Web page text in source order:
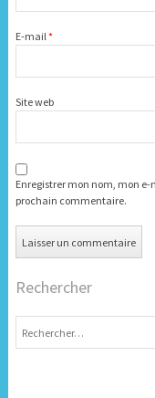
E-mail*
Site web
Enregistrer mon nom, mon
prochain commentaire.
Rechercher